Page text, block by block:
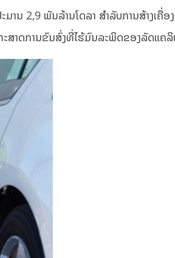
ານ 2,9 ພັນລ້ານໂດລາ ສຳລັບການສ້າງເຄື່ອ
ະສາດການຂົນສົ່ງທີ່ໄຮ້ມົນລະພິດຂອງລັດແຄ